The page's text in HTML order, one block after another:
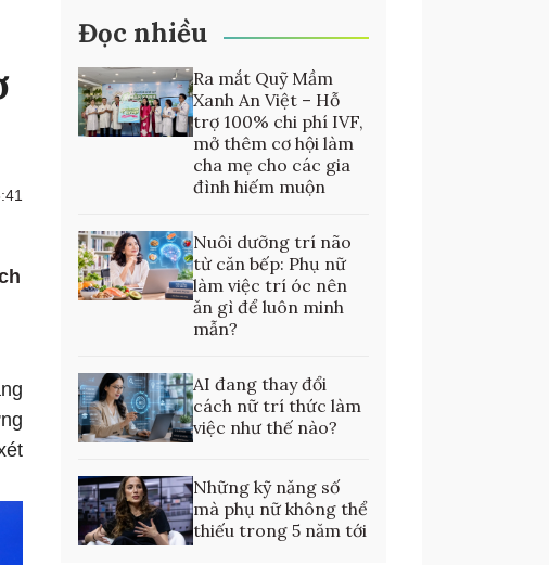
Đọc nhiều
Ra mắt Quỹ Mầm
Xanh An Việt – Hỗ
trợ 100% chi phí IVF,
mở thêm cơ hội làm
cha mẹ cho các gia
đình hiếm muộn
Nuôi dưỡng trí não
từ căn bếp: Phụ nữ
làm việc trí óc nên
ăn gì để luôn minh
mẫn?
AI đang thay đổi
cách nữ trí thức làm
việc như thế nào?
Những kỹ năng số
mà phụ nữ không thể
thiếu trong 5 năm tới